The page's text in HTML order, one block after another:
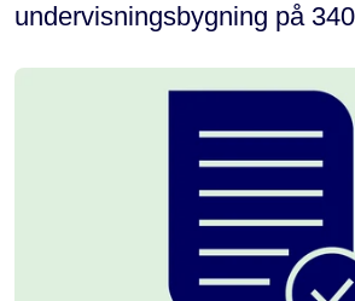
undervisningsbygning på